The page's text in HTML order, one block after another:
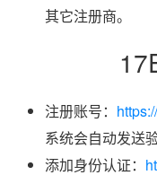
其它注册商。
注册账号：
系统会自动发送
添加身份认证：